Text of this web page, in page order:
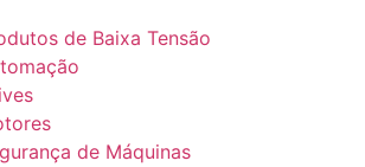
de Baixa Tensão
de Máquinas